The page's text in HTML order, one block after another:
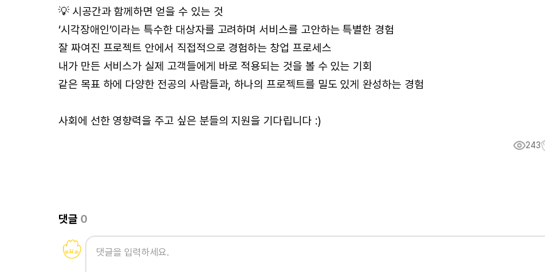
💡 시공간과 함께하면 얻을 수 있는 것
‘시각장애인’이라는 특수한 대상자를 고려하며 서비스를 고안하는 특별한 경험
잘 짜여진 프로젝트 안에서 직접적으로 경험하는 창업 프로세스
내가 만든 서비스가 실제 고객들에게 바로 적용되는 것을 볼 수 있는 기회
같은 목표 하에 다양한 전공의 사람들과, 하나의 프로젝트를 밀도 있게 완성하는 경험
사회에 선한 영향력을 주고 싶은 분들의 지원을 기다립니다 :)
243
댓글 0